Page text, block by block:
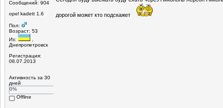
Сообщений: 904
opel kadett 1.6
Пол:
Возраст: 53
Из:
Днепропетровск
Регистрация:
08.07.2013
Активность за 30
дней
0%
Offline
дорогой может кто подскажет